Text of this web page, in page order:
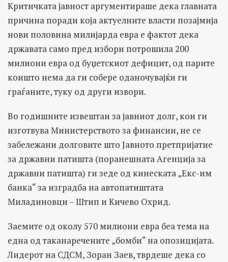
Критичката јавност аргументираше дека главната
причина поради која актуелните власти позајмија
нови половина милијарда евра е фактот дека
државата само пред избори потрошила 200
милиони евра од буџетскиот дефицит, од парите
коишто нема да ги собере оданочувајќи ги
граѓаните, туку од други извори.
Во годишните извештаи за јавниот долг, кои ги
изготвува Министерството за финансии, не се
забележани долговите што Јавното претпријатие
за државни патишта (поранешната Агенција за
државни патишта) ги зеде од кинеската „Екс-им
банка“ за изградба на автопатиштата
Миладиновци – Штип и Кичево Охрид.
Заемите од околу 570 милиони евра беа тема на
една од таканаречените „бомби“ на опозицијата.
Лидерот на СДСМ, Зоран Заев, тврдеше дека со